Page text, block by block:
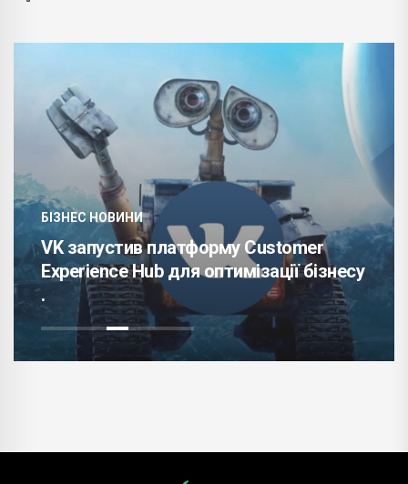
БІЗНЕС НОВИНИ
VK запустив платформу Customer
Experience Hub для оптимізації бізнесу
.